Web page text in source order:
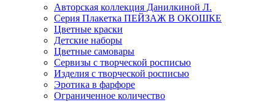
Авторская коллекция Данилкиной Л.
Серия Плакетка ПЕЙЗАЖ В ОКОШКЕ
Цветные краски
Детские наборы
Цветные самовары
Сервизы с творческой росписью
Изделия с творческой росписью
Эротика в фарфоре
Ограниченное количество